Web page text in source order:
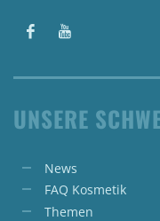
UNSERE
News
FAQ Kosmetik
Themen